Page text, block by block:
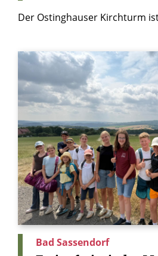
Der Ostinghauser Kirchturm
Bad Sassendorf